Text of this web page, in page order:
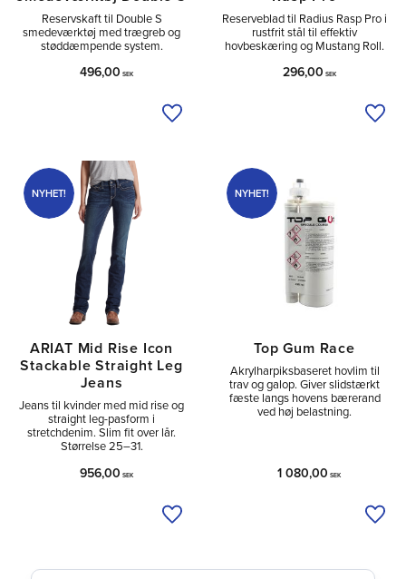
Reservskaft til Double S
smedeværktøj med trægreb og
støddæmpende system.
496,00 SEK
Tilføj til ønskeliste
Reserveblad til Radius Rasp Pro i
rustfrit stål til effektiv
hovbeskæring og Mustang Roll.
296,00 SEK
ARIAT Mid Rise Icon
Stackable Straight Leg
Jeans
Jeans til kvinder med mid rise og
straight leg-pasform i
stretchdenim. Slim fit over lår.
Størrelse 25–31.
956,00 SEK
NYHET!
Tilføj til ønskeliste
Top Gum Race
Akrylharpiksbaseret hovlim til
trav og galop. Giver slidstærkt
fæste langs hovens bærerand
ved høj belastning.
1 080,00 SEK
NYHET!